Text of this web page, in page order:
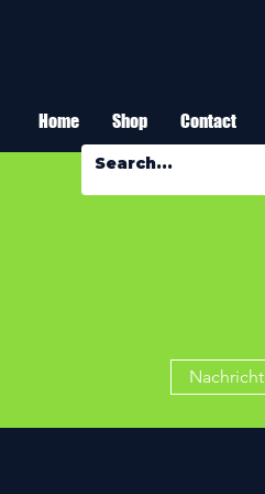
Home Shop Contact
Nachricht